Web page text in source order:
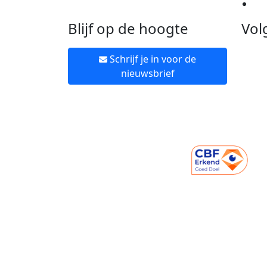
Blijf op de hoogte
Schrijf je in voor de
nieuwsbrief